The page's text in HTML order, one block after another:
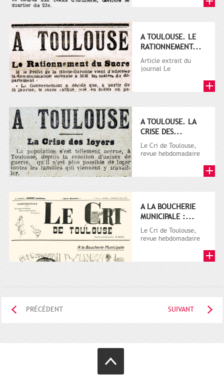
A TOULOUSE. LE
RATIONNEMENT...
Article extrait du
journal Le
A TOULOUSE. LA
CRISE DES...
Le Cri de Toulouse,
revue hebdomadaire
A LA BOUCHERIE
MUNICIPALE :...
Le Cri de Toulouse,
revue hebdomadaire
PRÉCÉDENT SUIVANT